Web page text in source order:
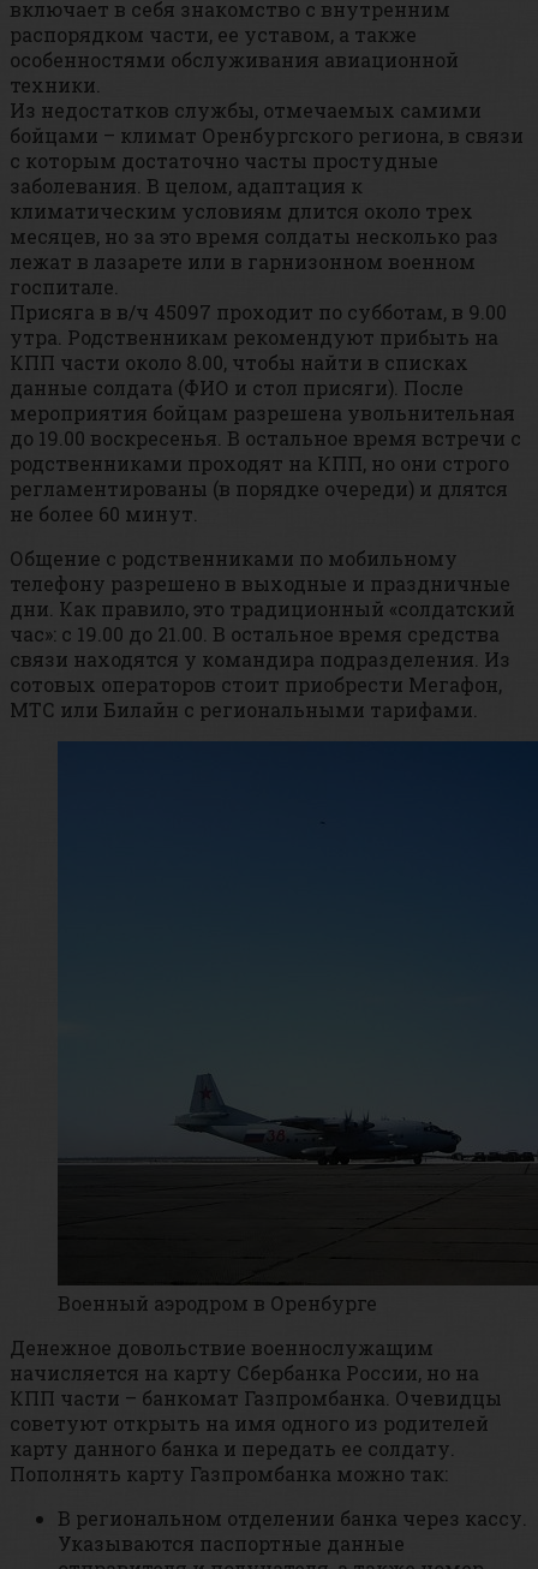
включает в себя знакомство с внутренним
распорядком части, ее уставом, а также
особенностями обслуживания авиационной
техники.
Из недостатков службы, отмечаемых самими
бойцами – климат Оренбургского региона, в связи
с которым достаточно часты простудные
заболевания. В целом, адаптация к
климатическим условиям длится около трех
месяцев, но за это время солдаты несколько раз
лежат в лазарете или в гарнизонном военном
госпитале.
Присяга в в/ч 45097 проходит по субботам, в 9.00
утра. Родственникам рекомендуют прибыть на
КПП части около 8.00, чтобы найти в списках
данные солдата (ФИО и стол присяги). После
мероприятия бойцам разрешена увольнительная
до 19.00 воскресенья. В остальное время встречи с
родственниками проходят на КПП, но они строго
регламентированы (в порядке очереди) и длятся
не более 60 минут.
Общение с родственниками по мобильному
телефону разрешено в выходные и праздничные
дни. Как правило, это традиционный «солдатский
час»: с 19.00 до 21.00. В остальное время средства
связи находятся у командира подразделения. Из
сотовых операторов стоит приобрести Мегафон,
МТС или Билайн с региональными тарифами.
Военный аэродром в Оренбурге
Денежное довольствие военнослужащим
начисляется на карту Сбербанка России, но на
КПП части – банкомат Газпромбанка. Очевидцы
советуют открыть на имя одного из родителей
карту данного банка и передать ее солдату.
Пополнять карту Газпромбанка можно так:
В региональном отделении банка через кассу.
Указываются паспортные данные